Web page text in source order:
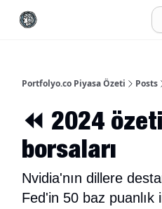
Portfolyo.co Piyasa Özeti Posts
⏪ 2024
borsaları
Nvidia'nın dillere
Fed'in 50 baz puanlık